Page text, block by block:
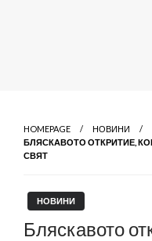
HOMEPAGE
НОВИНИ
БЛЯСКАВОТО ОТКРИТИЕ,
СВЯТ
НОВИНИ
Бляскавото